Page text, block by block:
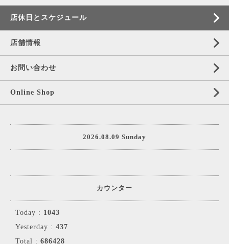
店休日とスケジュール
店舗情報
お問い合わせ
Online Shop
2026.08.09 Sunday
カウンター
Today : 1043
Yesterday : 437
Total : 686428